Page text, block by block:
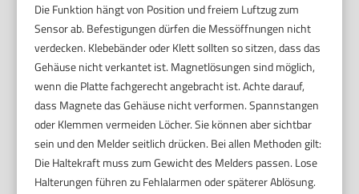
Die Funktion hängt von Position und freiem Luftzug zum
Sensor ab. Befestigungen dürfen die Messöffnungen nicht
verdecken. Klebebänder oder Klett sollten so sitzen, dass das
Gehäuse nicht verkantet ist. Magnetlösungen sind möglich,
wenn die Platte fachgerecht angebracht ist. Achte darauf,
dass Magnete das Gehäuse nicht verformen. Spannstangen
oder Klemmen vermeiden Löcher. Sie können aber sichtbar
sein und den Melder seitlich drücken. Bei allen Methoden gilt:
Die Haltekraft muss zum Gewicht des Melders passen. Lose
Halterungen führen zu Fehlalarmen oder späterer Ablösung.